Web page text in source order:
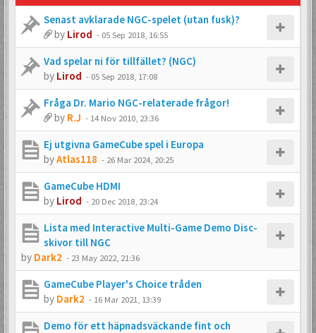
Senast avklarade NGC-spelet (utan fusk)?
by Lirod - 05 Sep 2018, 16:55
Vad spelar ni för tillfället? (NGC)
by Lirod - 05 Sep 2018, 17:08
Fråga Dr. Mario NGC-relaterade frågor!
by R.J - 14 Nov 2010, 23:36
Ej utgivna GameCube spel i Europa
byAtlas118 - 26 Mar 2024, 20:25
GameCube HDMI
by Lirod - 20 Dec 2018, 23:24
Lista med Interactive Multi-Game Demo Disc-
skivor till NGC
by Dark2 - 23 May 2022, 21:36
GameCube Player's Choice tråden
by Dark2 - 16 Mar 2021, 13:39
Demo för ett häpnadsväckande fint och